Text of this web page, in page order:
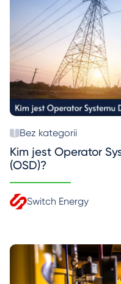
Bez kategorii
Kim jest Operator
(OSD)?
Switch Energy